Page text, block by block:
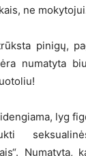
ne
pinigų,
numatyta
lyg
Numatyta,